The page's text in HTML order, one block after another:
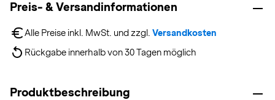
Preis- & Versandinformationen
Alle Preise inkl. MwSt. und zzgl. Versandkosten
Rückgabe innerhalb von 30 Tagen möglich
Produktbeschreibung